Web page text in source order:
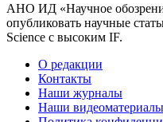
АНО ИД «Научное
опубликовать научные
Science с высоким IF.
О редакции
Контакты
Наши журналы
Наши видеоматериалы